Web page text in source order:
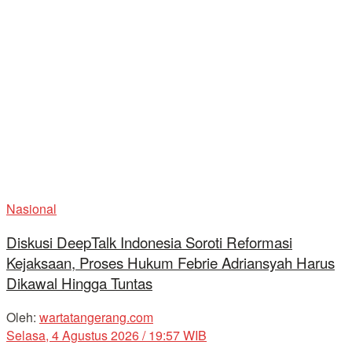
Nasional
Diskusi DeepTalk Indonesia Soroti Reformasi
Kejaksaan, Proses Hukum Febrie Adriansyah Harus
Dikawal Hingga Tuntas
Oleh: wartatangerang.com
Selasa, 4 Agustus 2026 / 19:57 WIB